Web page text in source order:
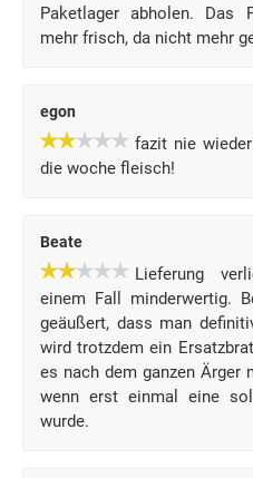
Paketlager abholen. Das
mehr frisch, da nicht mehr
egon
fazit nie
die woche fleisch!
Beate
Lieferung
einem Fall minderwertig.
geäußert, dass man
wird trotzdem ein
es nach dem ganzen Ärger
wenn erst einmal eine
wurde.